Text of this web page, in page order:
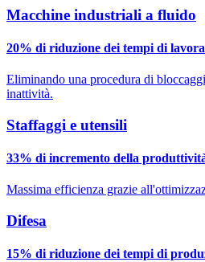
Macchine industriali a fluido
20% di riduzione dei tempi di
Eliminando una procedura di
inattività.
Staffaggi e utensili
33% di incremento della
Massima efficienza grazie
Difesa
15% di riduzione dei tempi di